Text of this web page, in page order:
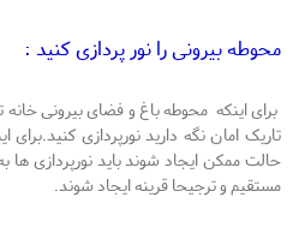
محوطه بیرونی را نور پردازی کنید :
برای اینکه محوطه باغ و فضای بیرونی
تاریک امان نگه دارید نورپردازی
حالت ممکن ایجاد شوند باید نورپردازی
مستقیم و ترجیحا قرینه ایجاد شوند.